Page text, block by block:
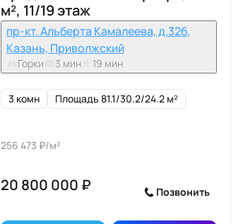
м², 11/19 этаж
пр-кт. Альберта Камалеева, д.32б,
Казань, Приволжский
Горки 3 мин 19 мин
3 комн Площадь 81.1/30.2/24.2 м²
256 473 ₽/м²
20 800 000 ₽
Позвонить